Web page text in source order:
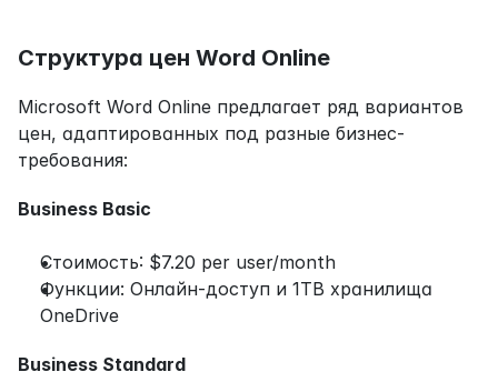
Структура цен Word Online
Microsoft Word Online предлагает ряд вариантов
цен, адаптированных под разные бизнес-
требования:
Business Basic
Стоимость: $7.20 per user/month
Функции: Онлайн-доступ и 1TB хранилища
OneDrive
Business Standard